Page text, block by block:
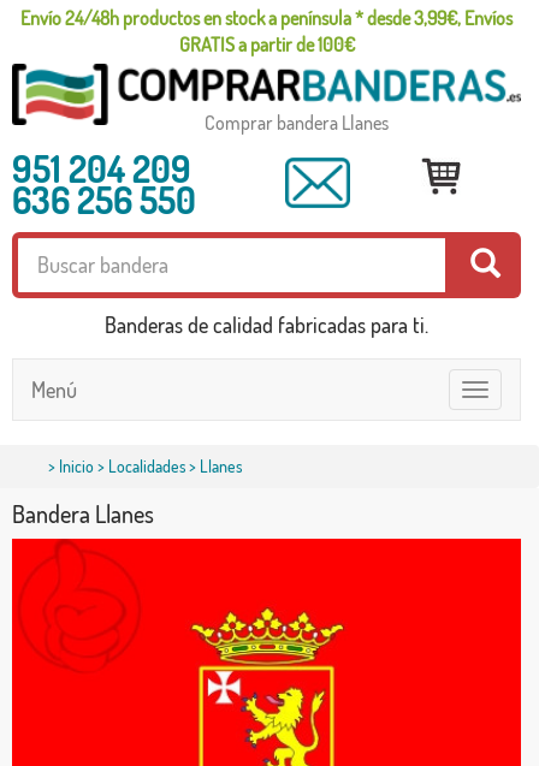
Envío 24/48h productos en stock a península * desde 3,99€, Envíos
GRATIS a partir de 100€
Comprar bandera Llanes
951 204 209
636 256 550
Banderas de calidad fabricadas para ti.
Toggle
navigation
Menú
> Inicio> Localidades> Llanes
Bandera Llanes